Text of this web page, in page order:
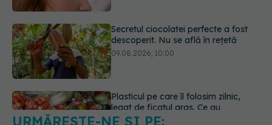
Plasticul pe care îl folosim zilnic,
legat de ficatul gras. Ce au
descoperit cercetătorii
Mai trebuie să numărăm caloriile ca
să slăbim? Ce se schimbă în era
medicamentelor GLP-1
URMĂREȘTE-NE ȘI PE: